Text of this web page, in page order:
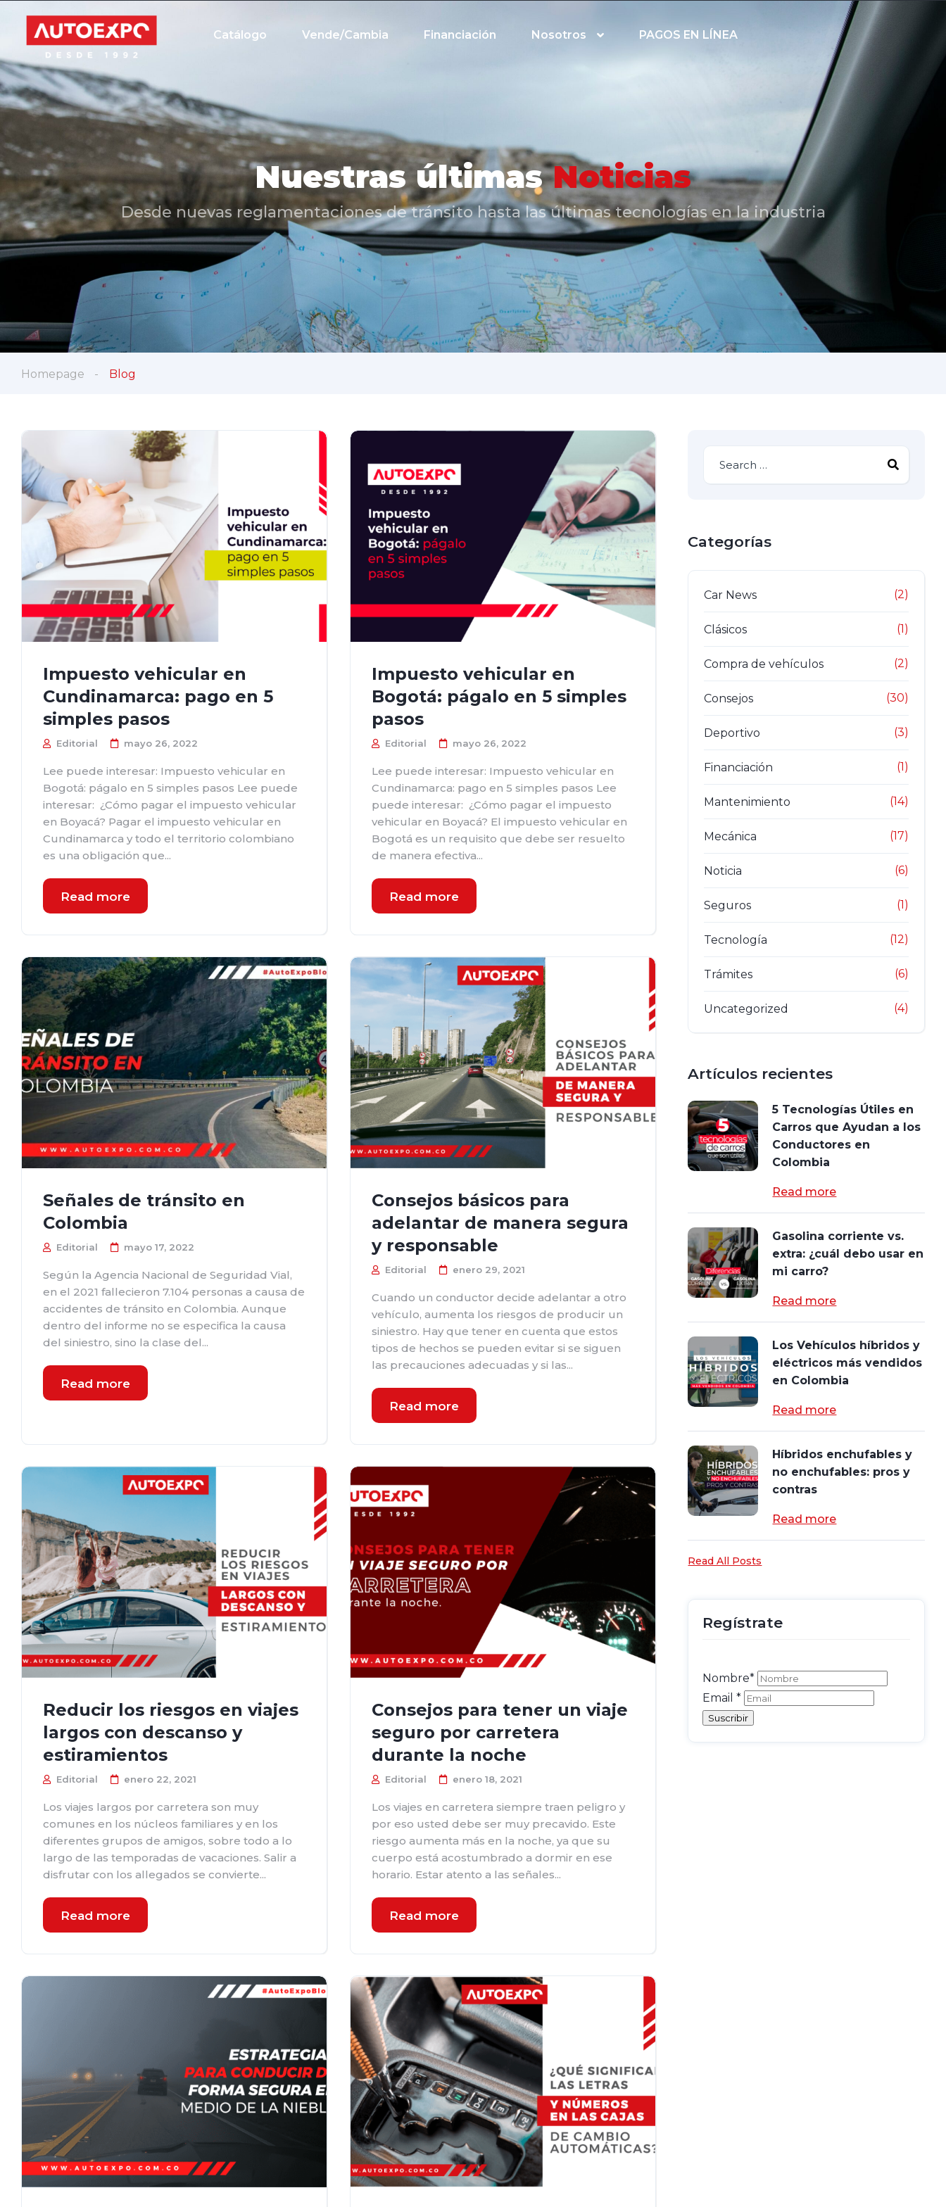
Catálogo Vende/Cambia Financiación Nosotros PAGOS EN LÍNEA
Nuestras últimasNoticias
Desde nuevas reglamentaciones de tránsito hasta las últimas tecnologías en la industria
Homepage Blog
Impuesto vehicular en
Cundinamarca: pago en 5
simples pasos
Editorial mayo 26, 2022
Lee puede interesar: Impuesto vehicular en
Bogotá: págalo en 5 simples pasos Lee puede
interesar: ¿Cómo pagar el impuesto vehicular
en Boyacá? Pagar el impuesto vehicular en
Cundinamarca y todo el territorio colombiano
es una obligación que...
Read more
Impuesto vehicular en
Bogotá: págalo en 5 simples
pasos
Editorial mayo 26, 2022
Lee puede interesar: Impuesto vehicular en
Cundinamarca: pago en 5 simples pasos Lee
puede interesar: ¿Cómo pagar el impuesto
vehicular en Boyacá? El impuesto vehicular en
Bogotá es un requisito que debe ser resuelto
de manera efectiva...
Read more
Señales de tránsito en
Colombia
Editorial mayo 17, 2022
Según la Agencia Nacional de Seguridad Vial,
en el 2021 fallecieron 7.104 personas a causa de
accidentes de tránsito en Colombia. Aunque
dentro del informe no se especifica la causa
del siniestro, sino la clase del...
Read more
Consejos básicos para
adelantar de manera segura
y responsable
Editorial enero 29, 2021
Cuando un conductor decide adelantar a otro
vehículo, aumenta los riesgos de producir un
siniestro. Hay que tener en cuenta que estos
tipos de hechos se pueden evitar si se siguen
las precauciones adecuadas y si las...
Read more
Reducir los riesgos en viajes
largos con descanso y
estiramientos
Editorial enero 22, 2021
Los viajes largos por carretera son muy
comunes en los núcleos familiares y en los
diferentes grupos de amigos, sobre todo a lo
largo de las temporadas de vacaciones. Salir a
disfrutar con los allegados se convierte...
Read more
Consejos para tener un viaje
seguro por carretera
durante la noche
Editorial enero 18, 2021
Los viajes en carretera siempre traen peligro y
por eso usted debe ser muy precavido. Este
riesgo aumenta más en la noche, ya que su
cuerpo está acostumbrado a dormir en ese
horario. Estar atento a las señales...
Read more
Categorías
Car News (2)
Clásicos (1)
Compra de vehículos (2)
Consejos (30)
Deportivo (3)
Financiación (1)
Mantenimiento (14)
Mecánica (17)
Noticia (6)
Seguros (1)
Tecnología (12)
Trámites (6)
Uncategorized (4)
Artículos recientes
5 Tecnologías Útiles en
Carros que Ayudan a los
Conductores en
Colombia
Read more
Gasolina corriente vs.
extra: ¿cuál debo usar en
mi carro?
Read more
Los Vehículos híbridos y
eléctricos más vendidos
en Colombia
Read more
Híbridos enchufables y
no enchufables: pros y
contras
Read more
Read All Posts
Regístrate
Nombre*
Email*